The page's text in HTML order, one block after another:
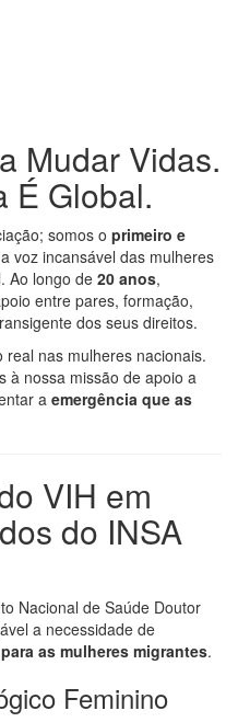
Mudar Vidas.
É Global.
somos o primeiro e
voz incansável das mulheres
Ao longo de 20 anos,
entre pares, formação,
dos seus direitos.
nas mulheres nacionais.
à nossa missão de apoio a
aemergência que as
VIH em
do INSA
Nacional de Saúde Doutor
a necessidade de
as mulheres migrantes.
Feminino